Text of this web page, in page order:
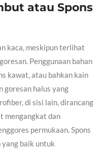
atau Spons
kaca, meskipun terlihat
Penggunaan bahan
kawat, atau bahkan kain
goresan halus yang
di sisi lain, dirancang
mengangkat dan
permukaan. Spons
baik untuk